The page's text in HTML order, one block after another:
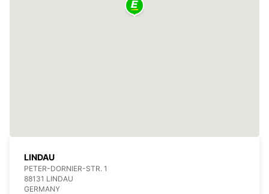
LINDAU
PETER-DORNIER-STR. 1
88131 LINDAU
GERMANY